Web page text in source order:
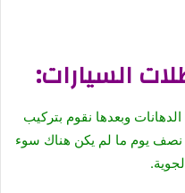
السيارات:
وبعدها نقوم بتركيب
نصف يوم ما لم يكن هناك سوء